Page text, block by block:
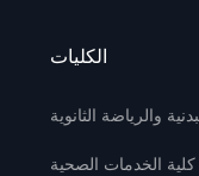
الكليات
والرياضة الثانوية
كلية الخدمات الصحية